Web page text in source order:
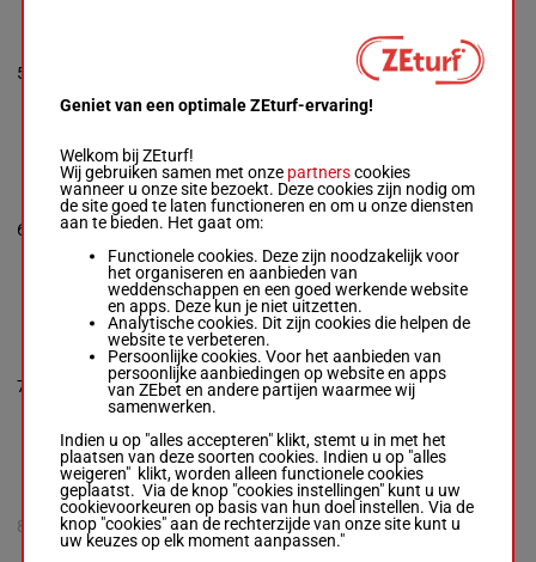
5
6
DIVA IN MOTION
Manuel
Americano-
M/2 -51
M/251 kg
7
Valenzuela-
Scott Tubbs
R/3 -54.5
R/354.5
kg
8p 7
8
EZ COWBOY NS
Glenn W. Corbett
Vann Belvoir
R/3 -54.5 kg
R/354.5
kg
Geniet van een optimale ZEturf-ervaring!
Welkom bij ZEturf!
Wij gebruiken samen met onze partnerscookies
wanneer u onze site bezoekt. Deze cookies zijn nodig om
de site goed te laten functioneren en om u onze diensten
aan te bieden. Het gaat om:
Functionele cookies. Deze zijn noodzakelijk voor
het organiseren en aanbieden van
weddenschappen en een goed werkende website
en apps. Deze kun je niet uitzetten.
Analytische cookies. Dit zijn cookies die helpen de
website te verbeteren.
Persoonlijke cookies. Voor het aanbieden van
persoonlijke aanbiedingen op website en apps
van ZEbet en andere partijen waarmee wij
samenwerken.
Indien u op "alles accepteren" klikt, stemt u in met het
plaatsen van deze soorten cookies. Indien u op "alles
weigeren" klikt, worden alleen functionele cookies
geplaatst. Via de knop "cookies instellingen" kunt u uw
cookievoorkeuren op basis van hun doel instellen. Via de
knop "cookies" aan de rechterzijde van onze site kunt u
uw keuzes op elk moment aanpassen."